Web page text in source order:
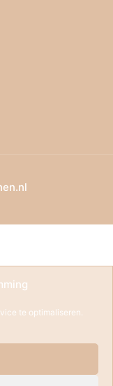
te optimaliseren.